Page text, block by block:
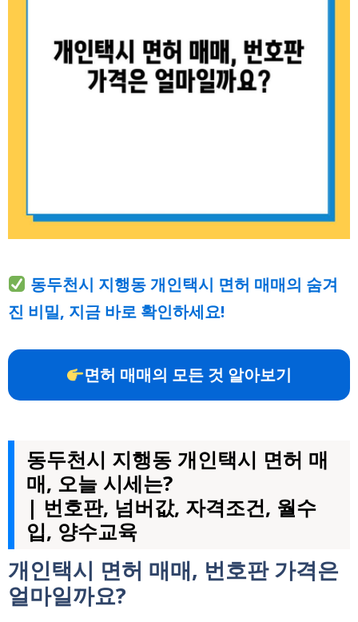
동두천시 지행동 개인택시 면허 매매의 숨겨
진 비밀, 지금 바로 확인하세요!
면허 매매의 모든 것 알아보기
동두천시 지행동 개인택시 면허 매
매, 오늘 시세는?
| 번호판, 넘버값, 자격조건, 월수
입, 양수교육
개인택시 면허 매매, 번호판 가격은
얼마일까요?